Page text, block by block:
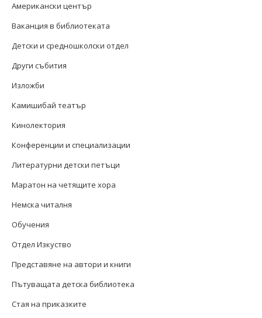
Американски център
Ваканция в библиотеката
Детски и средношколски отдел
Други събития
Изложби
Камишибай театър
Кинолектория
Конференции и специализации
Литературни детски петъци
Маратон на четящите хора
Немска читалня
Обучения
Отдел Изкуство
Представяне на автори и книги
Пътуващата детска библиотека
Стая на приказките